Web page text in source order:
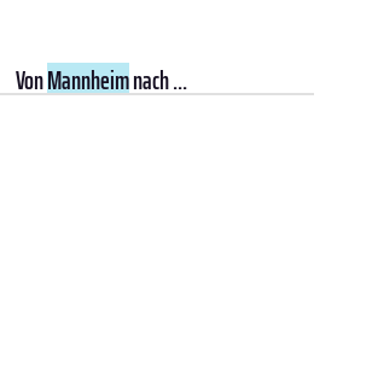
VonMannheimnach ...